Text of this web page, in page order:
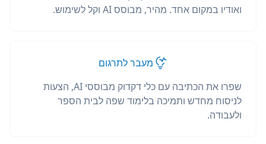
ואודיו במקום אחד. מהיר, מבוסס AI וקל לשימוש.
מעבר לתרגום
שפרו את הכתיבה עם כלי דקדוק מבוססי AI, הצעות
לניסוח מחדש ותמיכה בלימוד שפה לבית הספר
ולעבודה.